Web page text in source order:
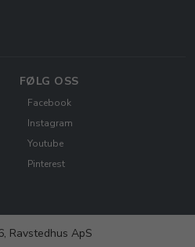
FØLG OSS
Facebook
Instagram
Youtube
Pinterest
Ravstedhus ApS